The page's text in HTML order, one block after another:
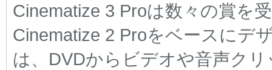
Cinematize 3 Proは数々の賞を
Cinematize 2 Proをベースにデ
は、DVDからビデオや音声ク